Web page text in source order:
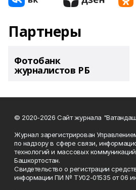
Партнеры
Фотобанк
журналистов РБ
© 2020-2026 Сайт журнала
Журнал зарегистрирован
по надзору в сфере связи,
технологий и массовых
Башкортостан.
Свидетельство о регистрации
информации ПИ № ТУ02-01535 от 06